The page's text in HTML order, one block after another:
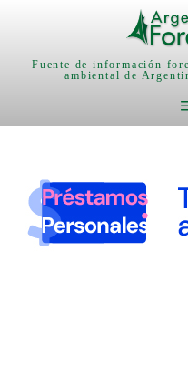
Fuente de información
ambiental de